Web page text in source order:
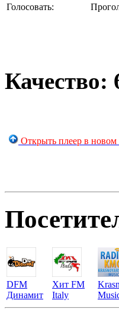
Голосовать:
Качество:
Открыть плеер в новом
DFM
Динамит
Хит FM
Italy